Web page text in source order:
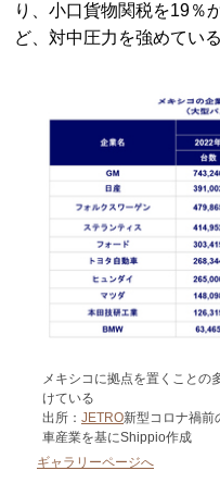
り、小口貨物関税を19％
ど、対中圧力を強めている
メキシコに拠点を置くことの
けている
出所： JETRO新型コロナ禍前
車産業を基にShippio作成
ギャラリーページへ